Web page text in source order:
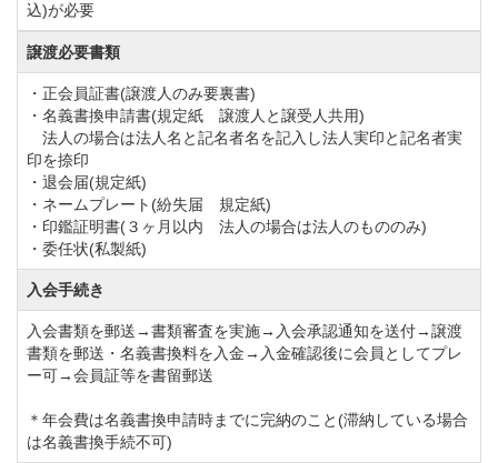
ます。
マナゴルフクラブではご来場頂く皆様に快適な時間を
お過ごし頂けるよう各種アメニティも豊富に取り揃え
ております。
マナゴルフクラブはホテルを完備しているので、ラウ
ンド後にお酒を楽しみたい方や土日祝日に旅行気分で
ゴルフを楽しみたいエンジョイ派ゴルファーに好評で
す。
バリエーションに富んだコースデザインで訪れる度に
新たな攻め方を試したくなります。何度プレーしても
飽きません。
また、マナゴルフクラブでは競技イベントを毎月開催
しておりますので、テクニックを磨きたい方やメンバ
込)が必要
譲渡必要書類
・正会員証書(譲渡人のみ要裏書)
・名義書換申請書(規定紙 譲渡人と譲受人共用)
法人の場合は法人名と記名者名を記入し法人実印と記名者実
印を捺印
・退会届(規定紙)
・ネームプレート(紛失届 規定紙)
・印鑑証明書(３ヶ月以内 法人の場合は法人のもののみ)
・委任状(私製紙)
入会手続き
入会書類を郵送→書類審査を実施→入会承認通知を送付→譲渡
書類を郵送・名義書換料を入金→入金確認後に会員としてプレ
ー可→会員証等を書留郵送
＊年会費は名義書換申請時までに完納のこと(滞納している場合
は名義書換手続不可)